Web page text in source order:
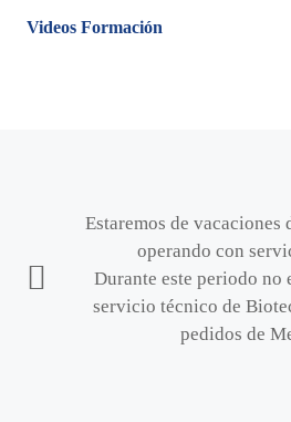
Videos Formación
Estaremos de vacaciones
operando con
Durante este periodo no
servicio técnico de
pedidos de